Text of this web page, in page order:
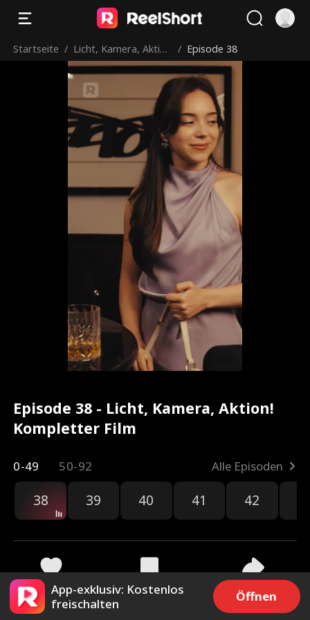
Startseite / Licht, Kamera, Aktio
n!
/ Episode 38
Episode 38 - Licht, Kamera, Aktion!
Kompletter Film
0-49 50-92 Alle Episoden
38 39 40 41 42
3k 78.6k Teilen
App-exklusiv: Kostenlos
freischalten
Öffnen